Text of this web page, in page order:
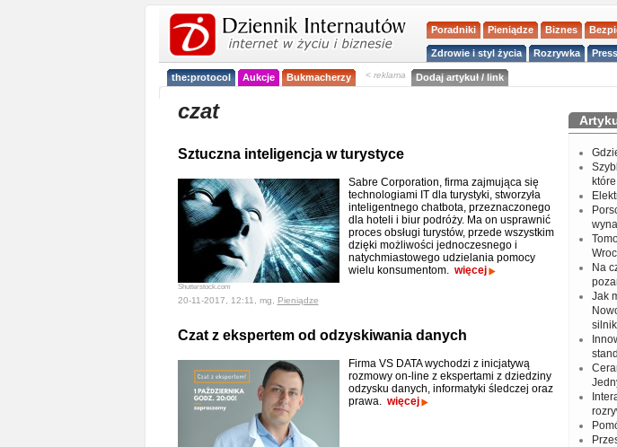
Poradniki Pieniądze Biznes
Zdrowie i styl życia Rozrywka
the:protocol Aukcje Bukmacherzy < reklama Dodaj artykuł / link
czat
Sztuczna inteligencja w turystyce
Shutterstock.com
Sabre Corporation, firma zajmująca się
technologiami IT dla turystyki, stworzyła
inteligentnego chatbota, przeznaczonego
dla hoteli i biur podróży. Ma on usprawnić
proces obsługi turystów, przede wszystkim
dzięki możliwości jednoczesnego i
natychmiastowego udzielania pomocy
wielu konsumentom. więcej
20-11-2017, 12:11, mg, Pieniądze
Czat z ekspertem od odzyskiwania danych
Firma VS DATA wychodzi z inicjatywą
rozmowy on-line z ekspertami z dziedziny
odzysku danych, informatyki śledczej oraz
prawa. więcej
Na
Jak